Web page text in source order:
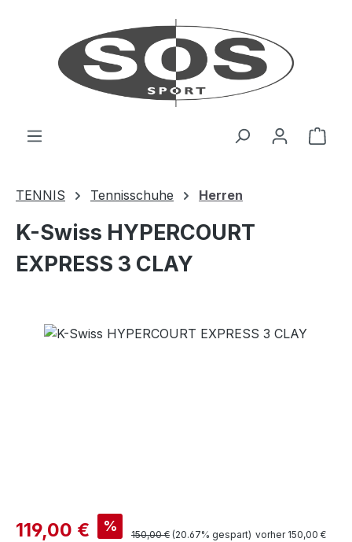
TENNIS Tennisschuhe Herren
K-Swiss HYPERCOURT
EXPRESS 3 CLAY
Bildergalerie überspringen
Verkaufspreis:
119,00 € % Regulärer Preis:
150,00 € (20.67% gespart) vorher 150,00 €